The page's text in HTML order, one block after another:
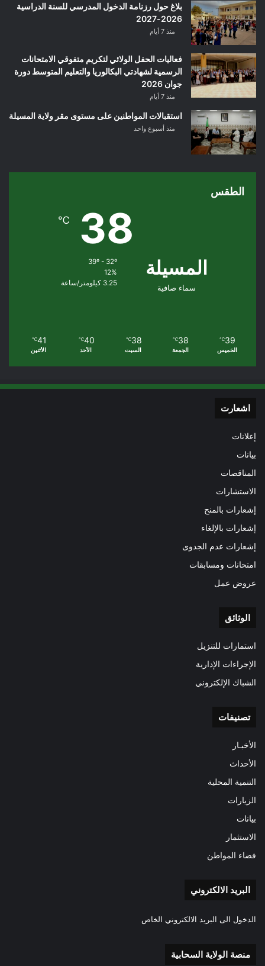
بلاغ حول رزنامة الدخول المدرسي للسنة الدراسية
2026-2027
منذ 7 أيام
فعاليات الحفل الولائي لتكريم متفوقي الامتحانات
الرسمية لشهادتي البكالوريا والتعليم المتوسط دورة
جوان 2026
منذ 7 أيام
استقبالات المواطنين على مستوى مقر ولاية المسيلة
منذ أسبوع واحد
الطقس
المسيلة
سماء صافية
38
℃
39º - 32º
12%
3.25 كيلومتر/ساعة
39
℃
الخميس
38
℃
الجمعة
38
℃
السبت
40
℃
الأحد
41
℃
الأثنين
اشعارت
إعلانات
بيانات
المناقصات
الاستشارات
إشعارات بالمنح
إشعارات بالإلغاء
إشعارات عدم الجدوى
امتحانات ومسابقات
عروض عمل
الوثائق
استمارات للتنزيل
الإجراءات الإدارية
الشباك الإلكتروني
تصنيفات
الأخبـار
الأحداث
التنمية المحلية
الزيارات
بيانات
الاستثمار
فضاء المواطن
البريد الالكتروني
الدخول الى البريد الالكتروني الخاص
منصة الولاية السحابية